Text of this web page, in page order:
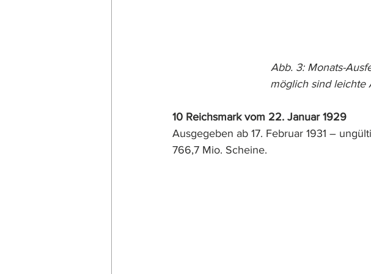
Abb. 3: Monats-
möglich sind leichte
10 Reichsmark vom 22. Januar 1929
Ausgegeben ab 17. Februar 1931 –
766,7 Mio. Scheine.